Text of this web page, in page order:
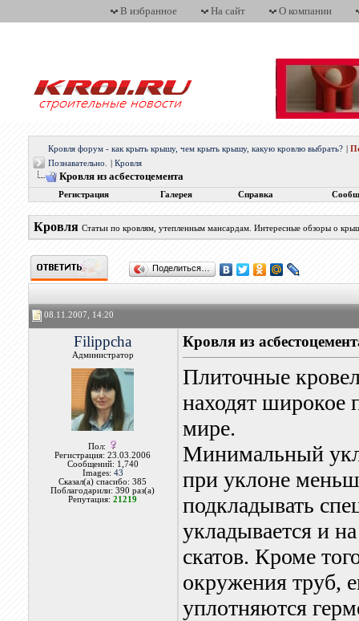
В избранное На сайт О компании
Кровля форум - как крыть крышу, чем крыть крышу, какую кровлю выбрать?
Познавательно.
Кровля
Кровля из асбестоцемента
Регистрация Галерея Справка
Кровля Статьи по кровлям, утепленным мансардам. Интересные обзоры о
Поделиться…
08.11.2007, 14:20
Filippcha
Администратор
Пол:
Регистрация: 23.03.2006
Сообщений: 1,740
Images: 43
Сказал(а) спасибо: 385
Поблагодарили: 390 раз(а)
Репутация:21219
Кровля из
Плиточные
находят широкое
мире.
Минимальный
при уклоне
подкладывать
укладывается и
скатов. Кроме
окружения труб,
уплотняются